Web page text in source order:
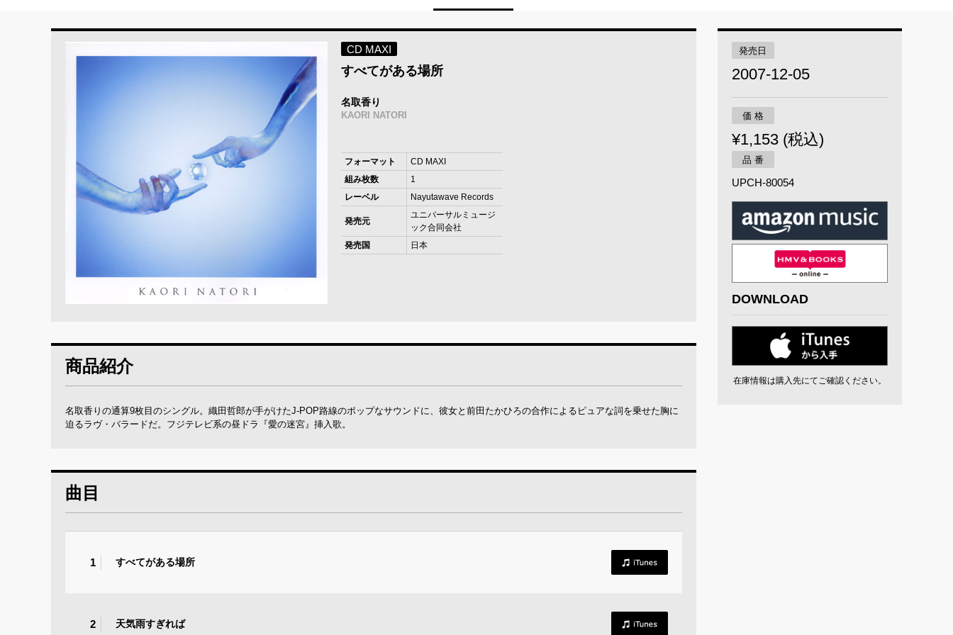
CD MAXI
すべてがある場所
名取香り
KAORI NATORI
フォーマット
CD MAXI
組み枚数
1
レーベル
Nayutawave Records
発売元
ユニバーサルミュージ
ック合同会社
発売国
日本
商品紹介
名取香りの通算9枚目のシングル。織田哲郎が手がけたJ-POP路線のポップなサウンドに、彼女と前田たかひろの合作によるピュアな詞を乗せた胸に
迫るラヴ・バラードだ。フジテレビ系の昼ドラ『愛の迷宮』挿入歌。
曲目
1 すべてがある場所
2 天気雨すぎれば
発売日
2007-12-05
価 格
¥1,153 (税込)
品 番
UPCH-80054
DOWNLOAD
在庫情報は購入先にてご確認ください。